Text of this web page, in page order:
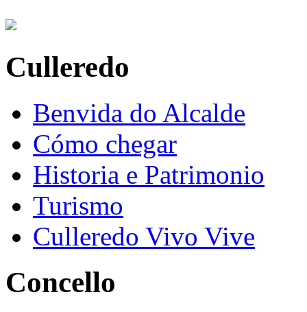
Culleredo
Benvida do Alcalde
Cómo chegar
Historia e Patrimonio
Turismo
Culleredo Vivo Vive
Concello